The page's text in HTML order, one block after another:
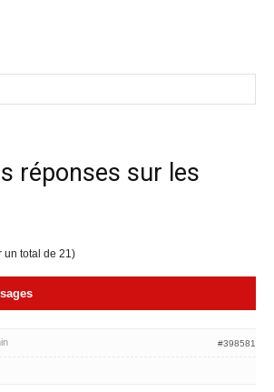
réponses sur les
un total de 21)
#398581